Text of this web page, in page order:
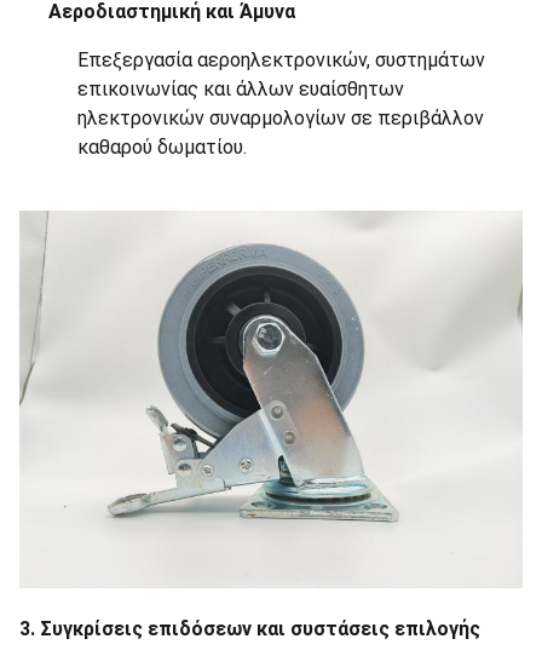
Αεροδιαστημική και Άμυνα
Επεξεργασία αεροηλεκτρονικών, συστημάτων
επικοινωνίας και άλλων ευαίσθητων
ηλεκτρονικών συναρμολογίων σε περιβάλλον
καθαρού δωματίου.
3. Συγκρίσεις επιδόσεων και συστάσεις επιλογής